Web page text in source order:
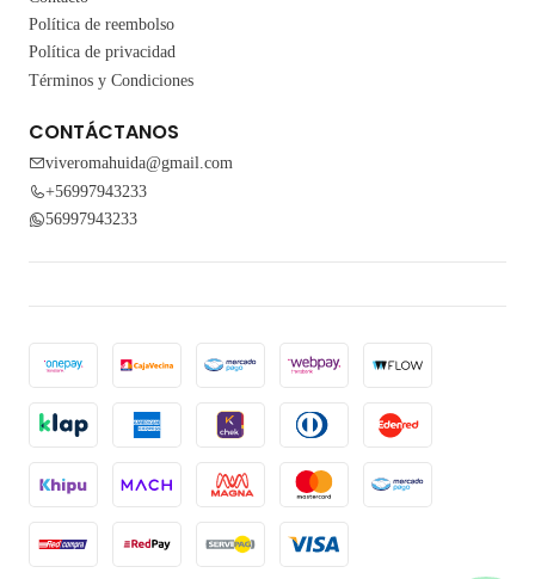
Política de reembolso
Política de privacidad
Términos y Condiciones
CONTÁCTANOS
viveromahuida@gmail.com
+56997943233
56997943233